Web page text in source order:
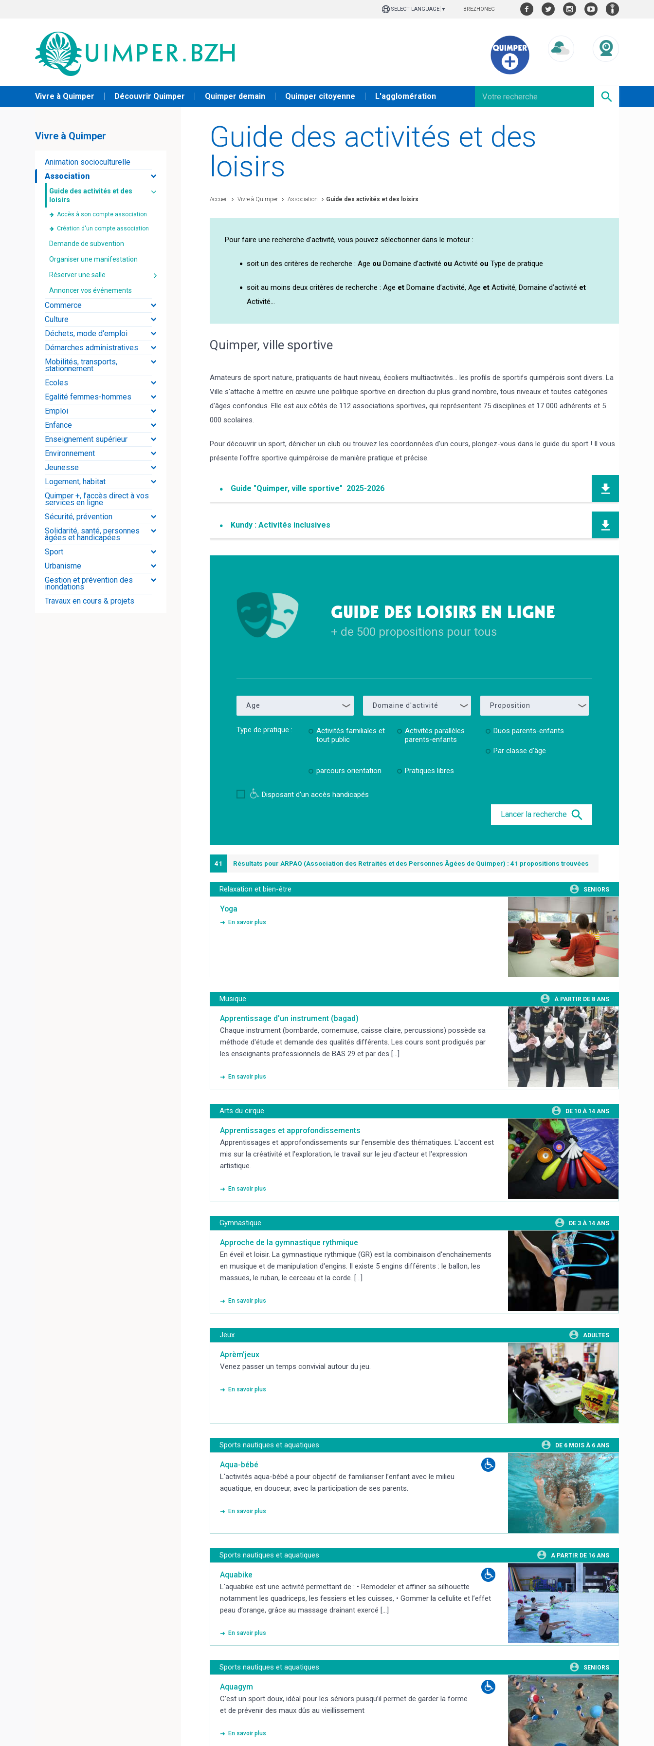
SELECT LANGUAGE ▼ BREZHONEG
Vivre à Quimper Découvrir Quimper Quimper demain Quimper citoyenne L'agglomération
Guide des activités et des
loisirs
Accueil Vivre à Quimper Association Guide des activités et des loisirs
Pour faire une recherche d’activité, vous pouvez sélectionner dans le moteur :
soit un des critères de recherche : Age ou Domaine d’activité ou Activité ou Type de pratique
soit au moins deux critères de recherche : Age et Domaine d’activité, Age et Activité, Domaine d’activité et
Activité...
Quimper, ville sportive
Amateurs de sport nature, pratiquants de haut niveau, écoliers multiactivités... les profils de sportifs quimpérois sont divers. La
Ville s'attache à mettre en œuvre une politique sportive en direction du plus grand nombre, tous niveaux et toutes catégories
d'âges confondus. Elle est aux côtés de 112 associations sportives, qui représentent 75 disciplines et 17 000 adhérents et 5
000 scolaires.
Pour découvrir un sport, dénicher un club ou trouvez les coordonnées d'un cours, plongez-vous dans le guide du sport ! Il vous
présente l'offre sportive quimpéroise de manière pratique et précise.
Guide "Quimper, ville sportive" 2025-2026
Kundy : Activités inclusives
GUIDE DES LOISIRS EN LIGNE
+ de 500 propositions pour tous
Age Domaine d'activité Proposition
Type de pratique :
Activités familiales et
tout public
Activités parallèles
parents-enfants
Duos parents-enfants
Par classe d'âge
parcours orientation Pratiques libres
Disposant d'un accès handicapés
Lancer la recherche
41 Résultats pour ARPAQ (Association des Retraités et des Personnes Âgées de Quimper) : 41 propositions trouvées
Relaxation et bien-être SENIORS
Yoga
En savoir plus
Musique À PARTIR DE 8 ANS
Apprentissage d'un instrument (bagad)
Chaque instrument (bombarde, cornemuse, caisse claire, percussions) possède sa
méthode d'étude et demande des qualités différents. Les cours sont prodigués par
les enseignants professionnels de BAS 29 et par des [...]
En savoir plus
Arts du cirque DE 10 À 14 ANS
Apprentissages et approfondissements
Apprentissages et approfondissements sur l'ensemble des thématiques. L'accent est
mis sur la créativité et l'exploration, le travail sur le jeu d'acteur et l'expression
artistique.
En savoir plus
Gymnastique DE 3 À 14 ANS
Approche de la gymnastique rythmique
En éveil et loisir. La gymnastique rythmique (GR) est la combinaison d'enchaînements
en musique et de manipulation d'engins. Il existe 5 engins différents : le ballon, les
massues, le ruban, le cerceau et la corde. [...]
En savoir plus
Jeux ADULTES
Aprèm'jeux
Venez passer un temps convivial autour du jeu.
En savoir plus
Sports nautiques et aquatiques DE 6 MOIS À 6 ANS
Aqua-bébé
L'activités aqua-bébé a pour objectif de familiariser l’enfant avec le milieu
aquatique, en douceur, avec la participation de ses parents.
En savoir plus
Sports nautiques et aquatiques A PARTIR DE 16 ANS
Aquabike
L'aquabike est une activité permettant de : • Remodeler et affiner sa silhouette
notamment les quadriceps, les fessiers et les cuisses, • Gommer la cellulite et l’effet
peau d’orange, grâce au massage drainant exercé [...]
En savoir plus
Sports nautiques et aquatiques SENIORS
Aquagym
C’est un sport doux, idéal pour les séniors puisqu’il permet de garder la forme
et de prévenir des maux dûs au vieillissement
En savoir plus
Vivre à Quimper
Animation socioculturelle
Association
Guide des activités et des
loisirs
Accès à son compte association
Création d'un compte association
Demande de subvention
Organiser une manifestation
Réserver une salle
Annoncer vos événements
Commerce
Culture
Déchets, mode d'emploi
Démarches administratives
Mobilités, transports,
stationnement
Ecoles
Egalité femmes-hommes
Emploi
Enfance
Enseignement supérieur
Environnement
Jeunesse
Logement, habitat
Quimper +, l’accès direct à vos
services en ligne
Sécurité, prévention
Solidarité, santé, personnes
âgées et handicapées
Sport
Urbanisme
Gestion et prévention des
inondations
Travaux en cours & projets